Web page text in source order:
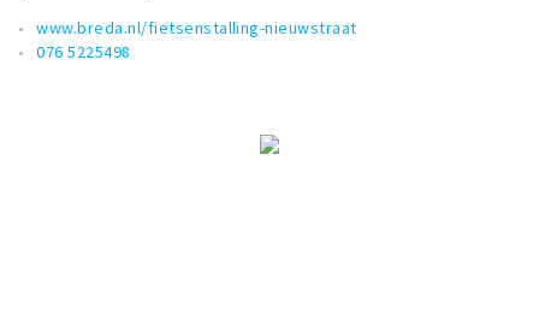
Party pics
Eten
www.breda.nl/fietsenstalling-nieuwstraat
076 5225498